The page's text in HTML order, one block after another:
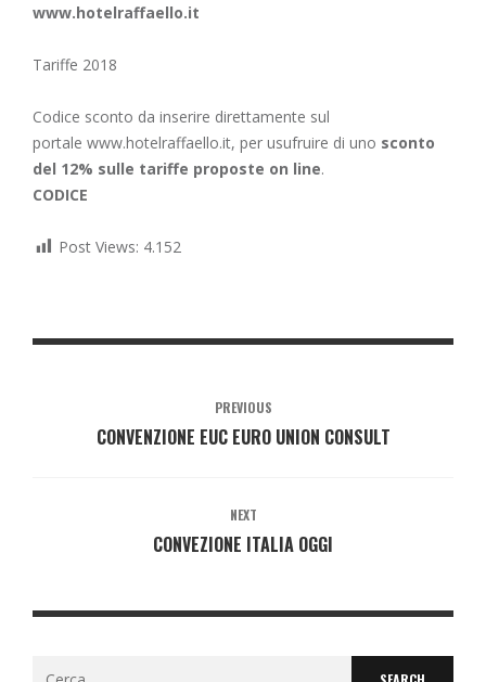
www.hotelraffaello.it
Tariffe 2018
Codice sconto da inserire direttamente sul
portale www.hotelraffaello.it, per usufruire di uno sconto
del 12% sulle tariffe proposte on line.
CODICE
Post Views: 4.152
PREVIOUS
CONVENZIONE EUC EURO UNION CONSULT
NEXT
CONVEZIONE ITALIA OGGI